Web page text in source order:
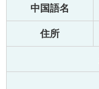
中国語名
住所